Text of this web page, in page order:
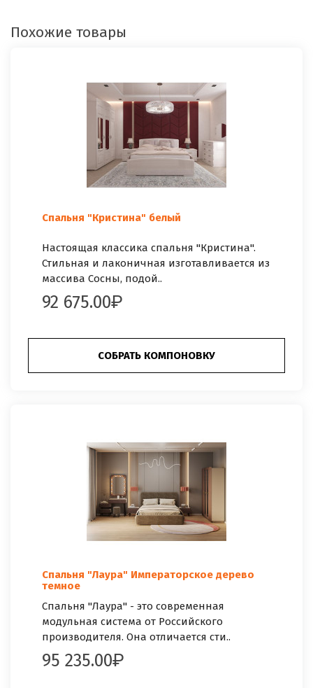
Похожие товары
Спальня "Кристина" белый
Настоящая классика спальня "Кристина".
Стильная и лаконичная изготавливается из
массива Сосны, подой..
92 675.00
СОБРАТЬ КОМПОНОВКУ
Спальня "Лаура" Императорское дерево
темное
Спальня "Лаура" - это современная
модульная система от Российского
производителя. Она отличается сти..
95 235.00